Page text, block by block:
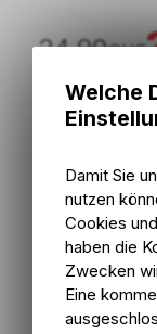
24.90CHF
inkl. MwSt., zzgl.
1 - 3 Tage
Versand
Abholung
Welche
Damit Sie
nutzen
Cookies
haben die
Zwecken
Eine